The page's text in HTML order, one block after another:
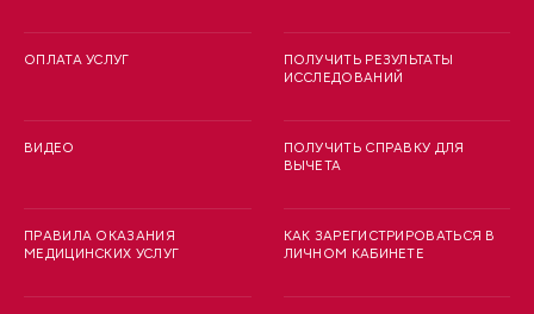
ОПЛАТА УСЛУГ
ВИДЕО
ПРАВИЛА ОКАЗАНИЯ
МЕДИЦИНСКИХ УСЛУГ
ПОЛУЧИТЬ РЕЗУЛЬТАТЫ
ИССЛЕДОВАНИЙ
ПОЛУЧИТЬ СПРАВКУ ДЛЯ
ВЫЧЕТА
КАК ЗАРЕГИСТРИРОВАТЬСЯ В
ЛИЧНОМ КАБИНЕТЕ